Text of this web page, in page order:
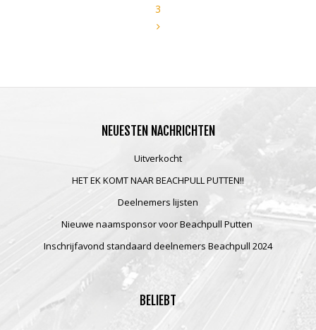
3
NEUESTEN NACHRICHTEN
Uitverkocht
HET EK KOMT NAAR BEACHPULL PUTTEN!!
Deelnemers lijsten
Nieuwe naamsponsor voor Beachpull Putten
Inschrijfavond standaard deelnemers Beachpull 2024
BELIEBT